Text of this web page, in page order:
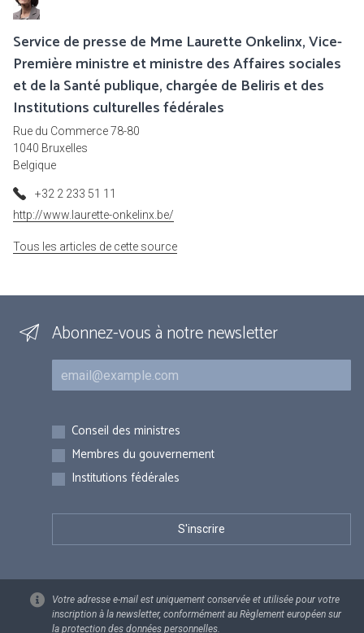
Service de presse de Mme Laurette Onkelinx, Vice-
Première ministre et ministre des Affaires sociales
et de la Santé publique, chargée de Beliris et des
Institutions culturelles fédérales
Rue du Commerce 78-80
1040 Bruxelles
Belgique
+32 2 233 51 11
http://www.laurette-onkelinx.be/
Tous les articles de cette source
Abonnez-vous à notre newsletter
Courriel
Inscriptions
Conseil des ministres
Membres du gouvernement
Institutions fédérales
Votre adresse e-mail est uniquement conservée et utilisée pour votre
inscription à la newsletter, conformément au Règlement européen sur
la protection des données personnelles.